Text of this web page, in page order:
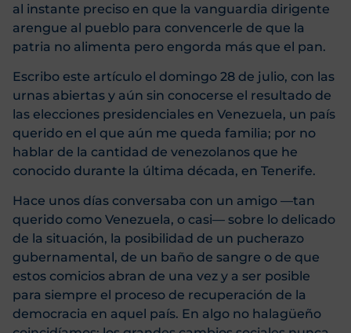
al instante preciso en que la vanguardia dirigente
arengue al pueblo para convencerle de que la
patria no alimenta pero engorda más que el pan.
Escribo este artículo el domingo 28 de julio, con las
urnas abiertas y aún sin conocerse el resultado de
las elecciones presidenciales en Venezuela, un país
querido en el que aún me queda familia; por no
hablar de la cantidad de venezolanos que he
conocido durante la última década, en Tenerife.
Hace unos días conversaba con un amigo —tan
querido como Venezuela, o casi— sobre lo delicado
de la situación, la posibilidad de un pucherazo
gubernamental, de un baño de sangre o de que
estos comicios abran de una vez y a ser posible
para siempre el proceso de recuperación de la
democracia en aquel país. En algo no halagüeño